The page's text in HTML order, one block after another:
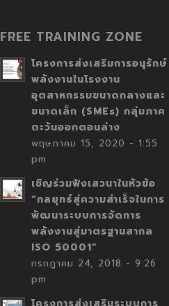
FREE TRAINING ZONE
โครงการส่งเสริมการอนุรักษ์
พลังงานในโรงงาน
อุตสาหกรรมขนาดกลางและ
ขนาดเล็ก (SMEs) กลุ่มภาค
ตะวันออกตอนล่าง
พฤษภาคม 15, 2020 - 1:55
pm
เชิญร่วมฟังเสวนาในหัวข้อ
“กลยุทธ์สู่ความสำเร็จในการ
พัฒนาระบบการจัดการ
พลังงานสู่มาตรฐานสากล
ISO 50001”
กรกฎาคม 24, 2018 - 9:26
pm